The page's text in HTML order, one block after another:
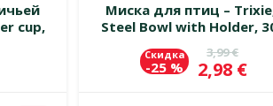
cup,
Миска для птиц –
Steel Bowl with Holder,
Исходная
3,99 €
Цена
2,98 €
Скидка
-25 %